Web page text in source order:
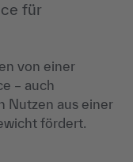
für
von einer
– auch
Nutzen aus einer
fördert.